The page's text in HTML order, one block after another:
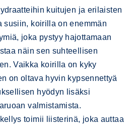
kuitujen ja erilaisten
susiin, koirilla on enemmän
joka pystyy hajottamaan
näin sen suhteellisen
Vaikka koirilla on kyky
on oltava hyvin kypsennettyä
hyödyn lisäksi
valmistamista.
toimii liisterinä, joka auttaa